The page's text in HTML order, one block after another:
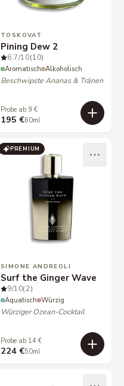
TOSKOVAT
Pining Dew 2
6.7/10(10)
Aromatisch Alkoholisch
Beschwipste Ananas & Tränen
Probe ab 9 €
195 €60ml
PREMIUM
SIMONE ANDREOLI
Surf the Ginger Wave
9/10(2)
Aquatisch Würzig
Würziger Ozean-Cocktail
Probe ab 14 €
224 €50ml